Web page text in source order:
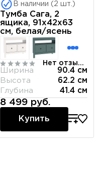
В наличии (2 шт.)
Тумба Сага, 2
ящика, 91х42х63
см, белая/ясень
Нет отзывов
Ширина
90.4 см
Высота
62.2 см
Глубина
41.4 см
8 499 руб.
Купить